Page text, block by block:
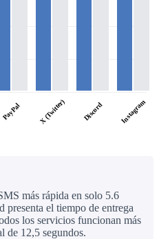
PayPal X (Twitter) Discord Instagram
más rápida en solo 5.6
presenta el tiempo de entrega
los servicios funcionan más
de 12,5 segundos.